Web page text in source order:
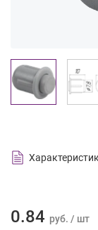
0.84 руб. / шт